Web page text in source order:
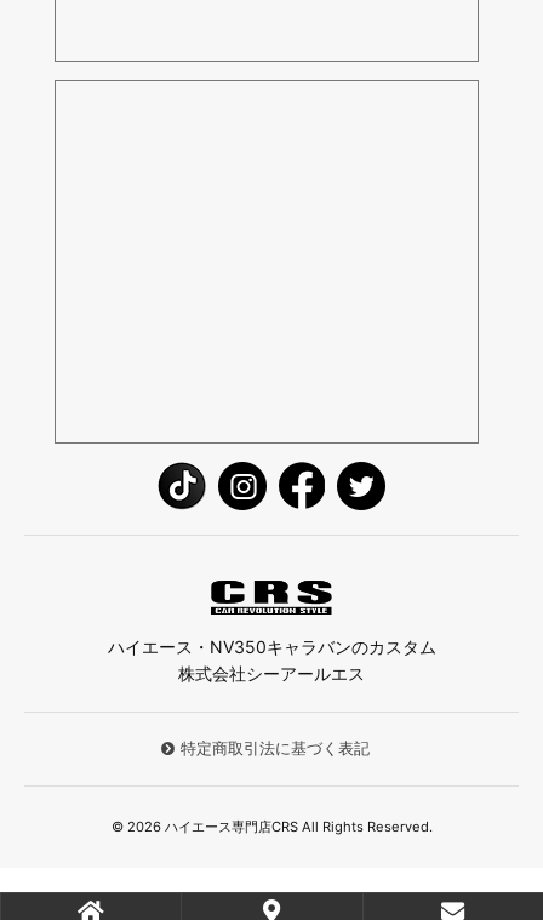
ハイエース・NV350キャラバンのカスタム
株式会社シーアールエス
特定商取引法に基づく表記
© 2026 ハイエース専門店CRS All Rights Reserved.